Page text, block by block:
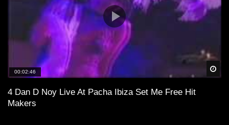
00:02:46
4 Dan D Noy Live At Pacha Ibiza Set Me Free Hit
Makers